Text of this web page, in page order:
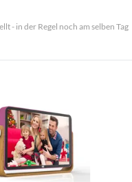
- in der Regel noch am selben Tag